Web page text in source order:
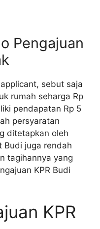
Pengajuan
sebut saja
rumah seharga Rp
pendapatan Rp 5
persyaratan
ditetapkan oleh
Budi juga rendah
tagihannya yang
KPR Budi
KPR